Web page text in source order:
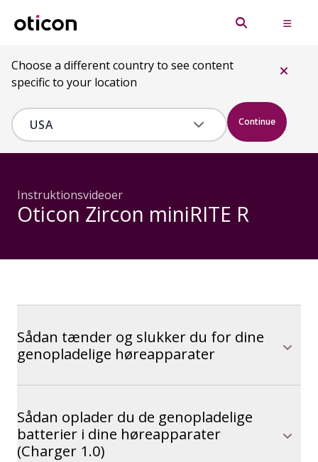
Choose a different country to see content
specific to your location
Continue
Instruktionsvideoer
Oticon Zircon miniRITE R
Sådan tænder og slukker du for dine
genopladelige høreapparater
Sådan oplader du de genopladelige
batterier i dine høreapparater
(Charger 1.0)